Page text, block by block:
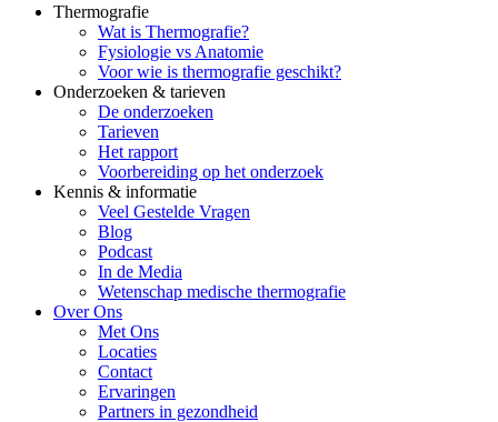
Thermografie
Wat is Thermografie?
Fysiologie vs Anatomie
Voor wie is thermografie geschikt?
Onderzoeken & tarieven
De onderzoeken
Tarieven
Het rapport
Voorbereiding op het onderzoek
Kennis & informatie
Veel Gestelde Vragen
Blog
Podcast
In de Media
Wetenschap medische thermografie
Over Ons
Met Ons
Locaties
Contact
Ervaringen
Partners in gezondheid